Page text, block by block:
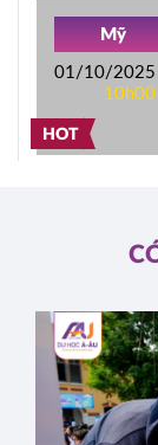
HOT
Mỹ
01/10/2025
10h00